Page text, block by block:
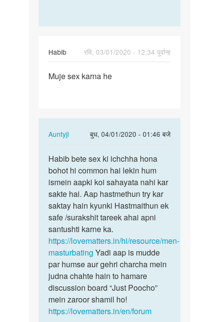
Habib
रवि, 03/01/2020 - 12:34 पूर्वान्ह
Muje
Muje sex karna he
Auntyji
बुध, 04/01/2020 - 01:46 बजे
In
to
Muje
sex
karna
he
by
Habib
Habib
bete
sex
ki
ichchha…
Habib bete sex ki ichchha hona
bohot hi common hai lekin hum
ismein aapki koi sahayata nahi kar
sakte hai. Aap hastmethun try kar
saktay hain kyunki Hastmaithun ek
safe /surakshit tareek ahai apni
santushti karne ka.
https://lovematters.in/hi/resource/men-
masturbating Yadi aap is mudde
par humse aur gehri charcha mein
judna chahte hain to hamare
discussion board “Just Poocho”
mein zaroor shamil ho!
https://lovematters.in/en/forum